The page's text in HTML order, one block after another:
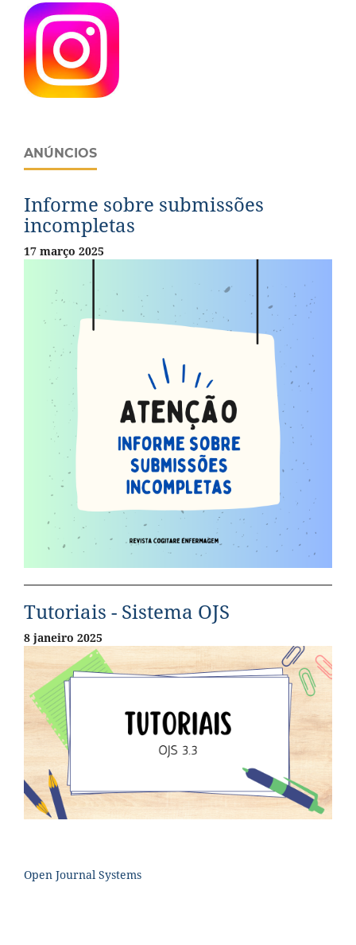
ANÚNCIOS
Informe sobre submissões
incompletas
17 março 2025
Tutoriais - Sistema OJS
8 janeiro 2025
Open Journal Systems